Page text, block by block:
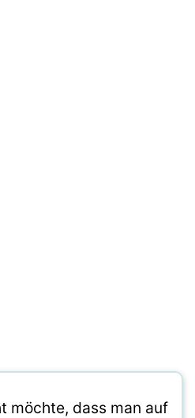
möchte, dass man auf